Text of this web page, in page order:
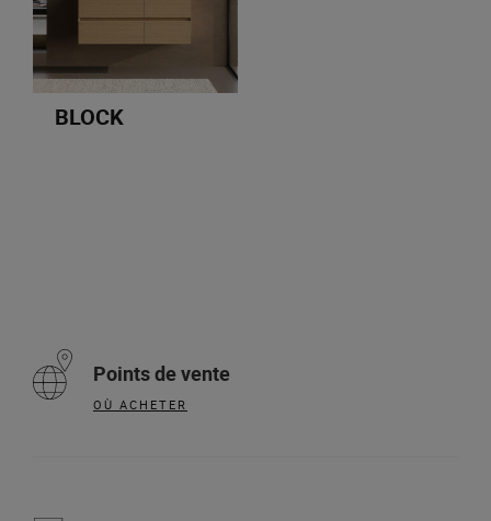
BLOCK
Points de vente
OÙ ACHETER